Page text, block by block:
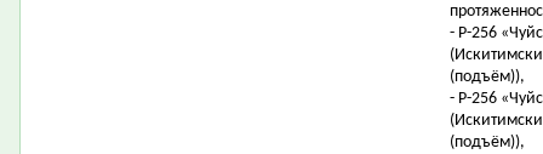
- Р-256
(подъём)),
- Р-256
(подъём)),